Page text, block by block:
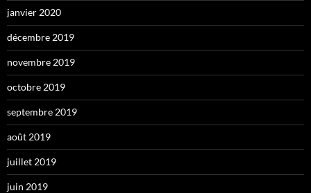
janvier 2020
décembre 2019
novembre 2019
octobre 2019
septembre 2019
août 2019
juillet 2019
juin 2019